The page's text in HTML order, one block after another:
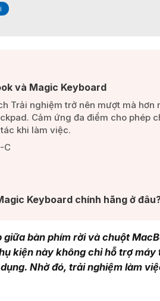
và Magic Keyboard​
Trải nghiệm trở nên mượt mà hơn
Cảm ứng đa điểm cho phép
khi làm việc.​
Keyboard chính hãng ở
bàn phím rời và chuột
kiện này không chỉ hỗ trợ máy
Nhờ đó, trải nghiệm làm